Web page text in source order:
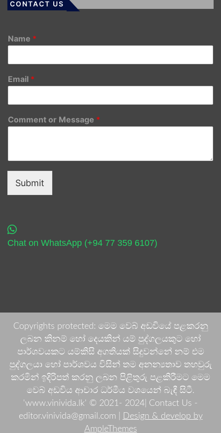
CONTACT US
Name *
Email *
Comment or Message *
Submit
Chat on WhatsApp (+94 77 359 6107)
Copyrights protected: මෙම වෙබ් අඩවියේ පළකරනු
ලබන කිනම් හෝ දෙයකින් යම් පුද්ගලයකුට හෝ
පාර්ශවයකට යම්කිසි අගතියක් සිදුවන්නේ නම් එම
පුද්ගලයා හෝ පාර්ශවය විසින් තම අනන්‍යතාව තහවුරු
කරමින් ඉදිරිපත් කරනු ලබන පිළිතුරු පළකිරීමට මෙම
වෙබ් අඩවිය ආචාර ධර්මීය වශයෙන් බැඳී සිටී.
'www.vinivida.lk' © 2021- 2024| Contact Us -
editor.vinivida@gmail.com |
Design & develop by
AmpleThemes